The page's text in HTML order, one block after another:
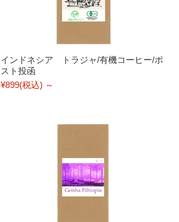
インドネシア トラジャ/有機コーヒー/ポ
スト投函
¥899(税込) ～